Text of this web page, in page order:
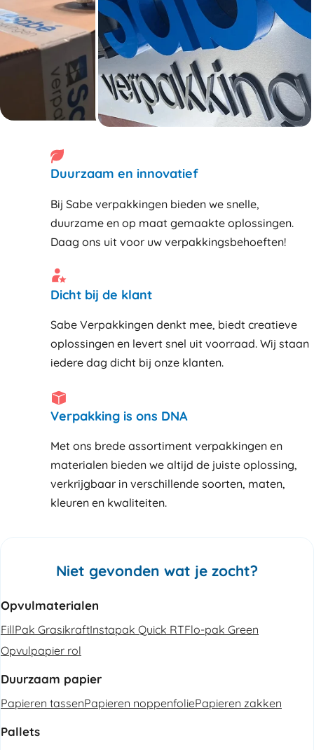
Duurzaam en innovatief
Bij Sabe verpakkingen bieden we snelle,
duurzame en op maat gemaakte oplossingen.
Daag ons uit voor uw verpakkingsbehoeften!
Dicht bij de klant
Sabe Verpakkingen denkt mee, biedt creatieve
oplossingen en levert snel uit voorraad. Wij staan
iedere dag dicht bij onze klanten
Verpakking is ons DNA
Met ons brede assortiment verpakkingen en
materialen bieden we altijd de juiste oplossing,
verkrijgbaar in verschillende soorten, maten,
kleuren en kwaliteiten.
Niet gevonden wat je zocht?
Opvulmaterialen
FillPak GrasikraftInstapak Quick RTFlo-pak Green
Opvulpapier rol
Duurzaam papier
Papieren tassenPapieren noppenfoliePapieren zakken
Pallets